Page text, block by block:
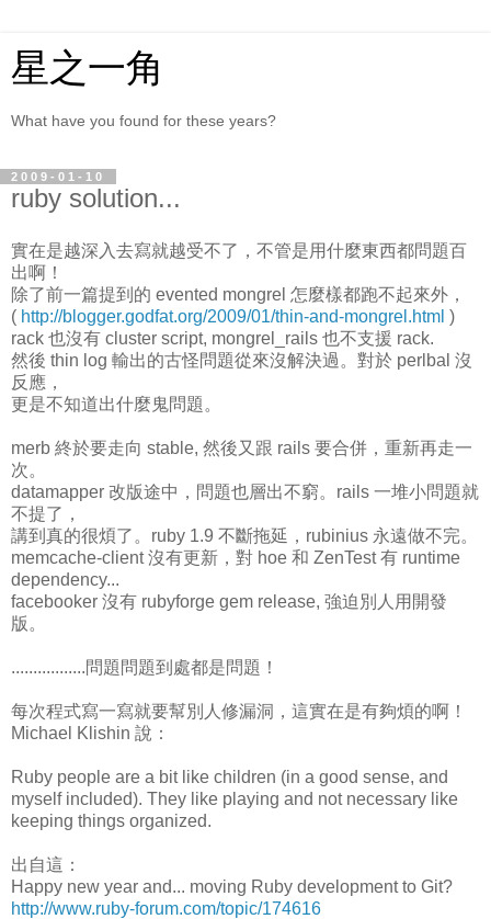
星之一角
What have you found for these years?
2009-01-10
ruby solution...
實在是越深入去寫就越受不了，不管是用什麼東西都問題百
出啊！
除了前一篇提到的 evented mongrel 怎麼樣都跑不起來外，
( http://blogger.godfat.org/2009/01/thin-and-mongrel.html )
rack 也沒有 cluster script, mongrel_rails 也不支援 rack.
然後 thin log 輸出的古怪問題從來沒解決過。對於 perlbal 沒
反應，
更是不知道出什麼鬼問題。
merb 終於要走向 stable, 然後又跟 rails 要合併，重新再走一
次。
datamapper 改版途中，問題也層出不窮。rails 一堆小問題就
不提了，
講到真的很煩了。ruby 1.9 不斷拖延，rubinius 永遠做不完。
memcache-client 沒有更新，對 hoe 和 ZenTest 有 runtime
dependency...
facebooker 沒有 rubyforge gem release, 強迫別人用開發
版。
.................問題問題到處都是問題！
每次程式寫一寫就要幫別人修漏洞，這實在是有夠煩的啊！
Michael Klishin 說：
Ruby people are a bit like children (in a good sense, and
myself included). They like playing and not necessary like
keeping things organized.
出自這：
Happy new year and... moving Ruby development to Git?
http://www.ruby-forum.com/topic/174616